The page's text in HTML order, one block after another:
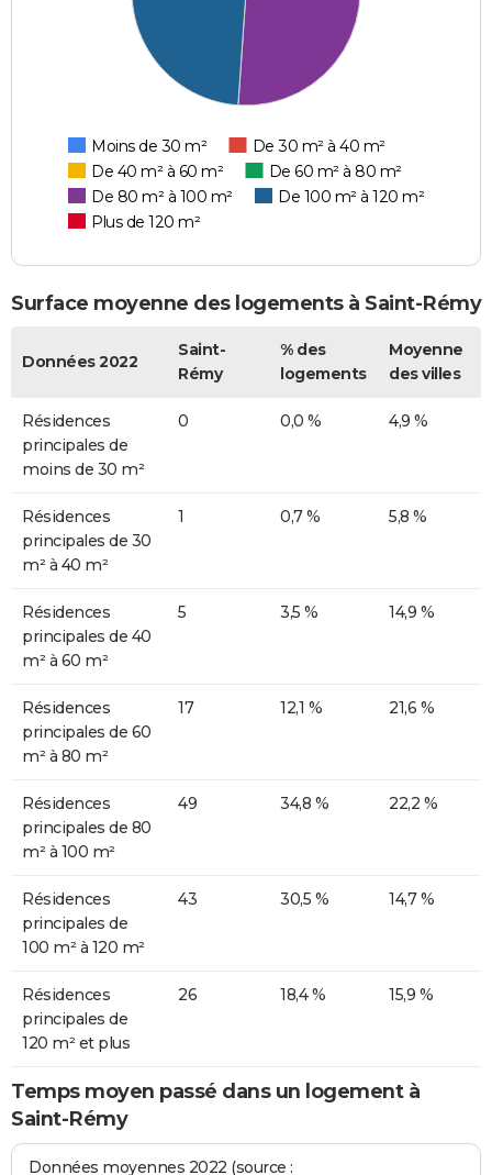
Moins de 30 m²
De 30 m² à 40 m²
De 40 m² à 60 m²
De 60 m² à 80 m²
De 80 m² à 100 m²
De 100 m² à 120 m²
Plus de 120 m²
Surface moyenne des logements à Saint-Rémy
Données 2022
Saint-
Rémy
% des
logements
Moyenne
des villes
Résidences
principales de
moins de 30 m²
0 0,0 % 4,9 %
Résidences
principales de 30
m² à 40 m²
1 0,7 % 5,8 %
Résidences
principales de 40
m² à 60 m²
5 3,5 % 14,9 %
Résidences
principales de 60
m² à 80 m²
17 12,1 % 21,6 %
Résidences
principales de 80
m² à 100 m²
49 34,8 % 22,2 %
Résidences
principales de
100 m² à 120 m²
43 30,5 % 14,7 %
Résidences
principales de
120 m² et plus
26 18,4 % 15,9 %
Temps moyen passé dans un logement à
Saint-Rémy
Données moyennes 2022 (source :